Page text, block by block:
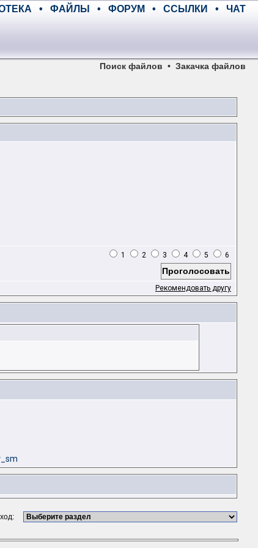
• ФАЙЛЫ • ФОРУМ • ССЫЛКИ • ЧАТ
Поиск файлов • Закачка файлов
1 2 3 4 5 6
Рекомендовать другу